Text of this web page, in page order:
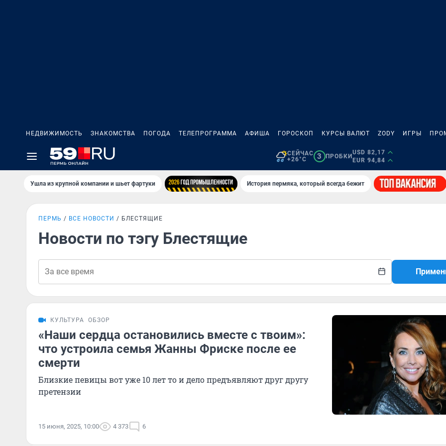
НЕДВИЖИМОСТЬ ЗНАКОМСТВА ПОГОДА ТЕЛЕПРОГРАММА АФИША ГОРОСКОП КУРСЫ ВАЛЮТ ZODY ИГРЫ
СЕЙЧАС
+26°C
3 ПРОБКИ
USD 82,17
EUR 94,84
Ушла из крупной компании и шьет фартуки История пермяка, который всегда бежит
ПЕРМЬ ВСЕ НОВОСТИ БЛЕСТЯЩИЕ
Новости по тэгу Блестящие
КУЛЬТУРА ОБЗОР
«Наши сердца остановились вместе с твоим»:
что устроила семья Жанны Фриске после ее
смерти
Близкие певицы вот уже 10 лет то и дело предъявляют друг другу
претензии
15 июня, 2025, 10:00 4 373 6